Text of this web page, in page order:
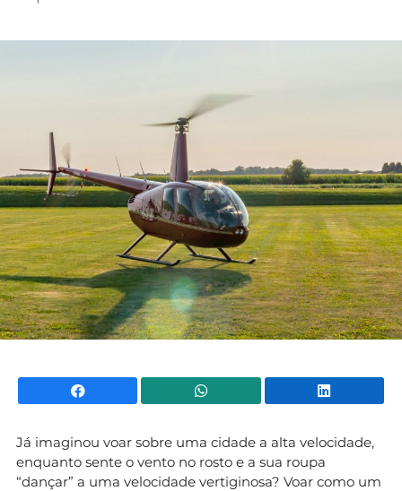
Facebook WhatsApp
Já imaginou voar sobre uma cidade a alta velocidade,
enquanto sente o vento no rosto e a sua roupa
“dançar” a uma velocidade vertiginosa? Voar como um